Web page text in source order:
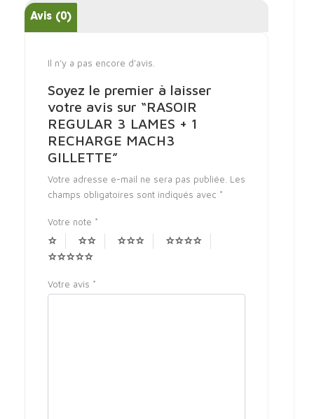
Avis (0)
Il n’y a pas encore d’avis.
Soyez le premier à laisser
votre avis sur “RASOIR
REGULAR 3 LAMES + 1
RECHARGE MACH3
GILLETTE”
Votre adresse e-mail ne sera pas publiée. Les
champs obligatoires sont indiqués avec *
Votre note *
Votre avis *